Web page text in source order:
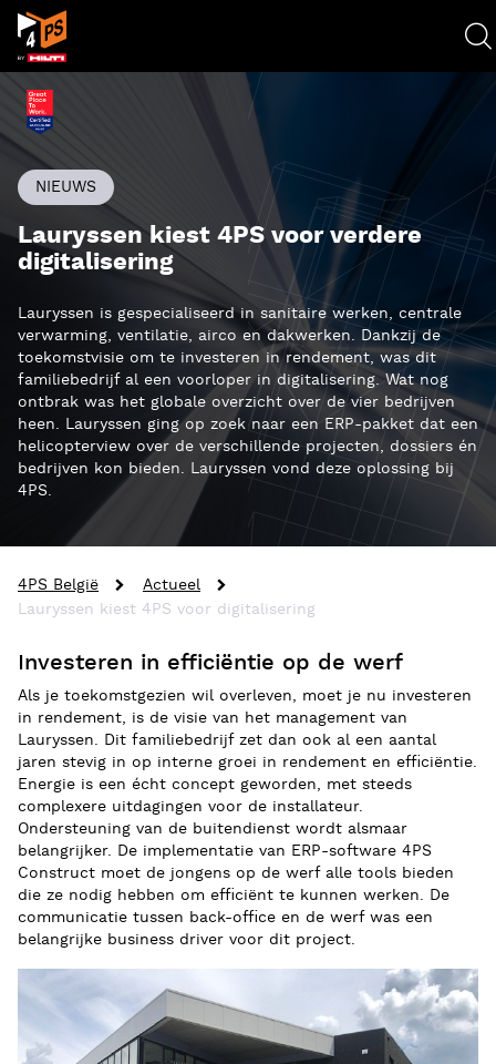
NIEUWS
Lauryssen kiest 4PS voor verdere
digitalisering
Lauryssen is gespecialiseerd in sanitaire werken, centrale
verwarming, ventilatie, aircoen dakwerken. Dankzij de
toekomstvisie om te investeren in rendement, was dit
familiebedrijf al een voorloper in digitalisering. Wat nog
ontbrak was het globale overzicht over de vier bedrijven
heen. Lauryssen ging op zoek naar een ERP-pakket dat een
helicopterview over de verschillende projecten, dossiers én
bedrijven kon bieden. Lauryssen vond deze oplossing bij
4PS.
4PS België
Actueel
Lauryssen kiest 4PS voor digitalisering
Investeren in efficiëntie op de werf
Als je toekomstgezien wil overleven, moet je nu investeren
in rendement, is de visie van het management van
Lauryssen. Dit familiebedrijf zet dan ook al een aantal
jaren stevig in op interne groei in rendement en efficiëntie.
Energie is een écht concept geworden, met steeds
complexere uitdagingen voor de installateur.
Ondersteuning van de buitendienst wordt alsmaar
belangrijker. De implementatie van ERP-software 4PS
Construct moet de jongens op de werf alle tools bieden
die ze nodig hebben om efficiënt te kunnen werken. De
communicatie tussen back-office en de werf was een
belangrijke business driver voor dit project.